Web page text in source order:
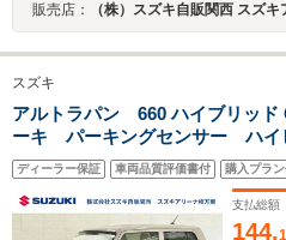
販売店： （株）スズキ自販関西 スズキアリー
スズキ
アルトラパン 660 ハイブリッ
ーキ パーキングセンサー ハイ
アマット シートヒーター 車線
トキー セキュリティーアラーム
プ 運転席・助手席エアバック
ディーラー保証 車両品質評価書付 購入プラ
支払総額
144.1